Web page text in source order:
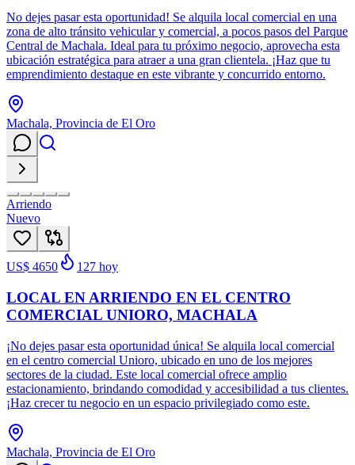
No dejes pasar esta oportunidad! Se alquila local comercial en una
zona de alto tránsito vehicular y comercial, a pocos pasos del Parque
Central de Machala. Ideal para tu próximo negocio, aprovecha esta
ubicación estratégica para atraer a una gran clientela. ¡Haz que tu
emprendimiento destaque en este vibrante y concurrido entorno.
Machala, Provincia de El Oro
Arriendo
Nuevo
US$ 4650 127 hoy
LOCAL EN ARRIENDO EN EL CENTRO
COMERCIAL UNIORO, MACHALA
¡No dejes pasar esta oportunidad única! Se alquila local comercial
en el centro comercial Unioro, ubicado en uno de los mejores
sectores de la ciudad. Este local comercial ofrece amplio
estacionamiento, brindando comodidad y accesibilidad a tus clientes.
¡Haz crecer tu negocio en un espacio privilegiado como este.
Machala, Provincia de El Oro